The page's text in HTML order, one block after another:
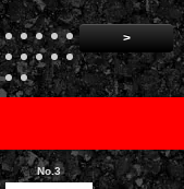
>
No.3 No.4